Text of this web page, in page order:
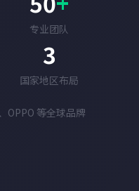
专业团队
3
国家地区布局
OPPO 等全球品牌